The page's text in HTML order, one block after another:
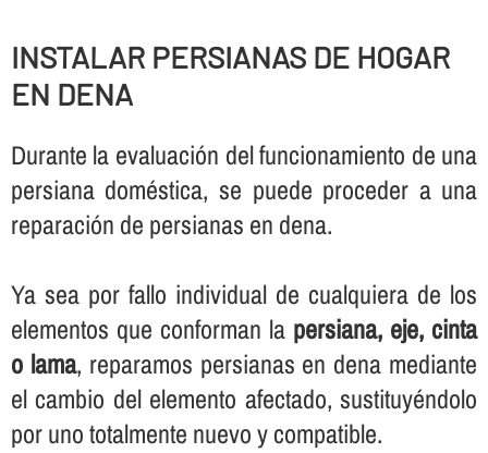
INSTALAR PERSIANAS DE HOGAR
EN DENA
Durante la evaluación del funcionamiento de una
persiana doméstica, se puede proceder a una
reparación de persianas en dena.
Ya sea por fallo individual de cualquiera de los
elementos que conforman la persiana, eje, cinta
o lama, reparamos persianas en dena mediante
el cambio del elemento afectado, sustituyéndolo
por uno totalmente nuevo y compatible.